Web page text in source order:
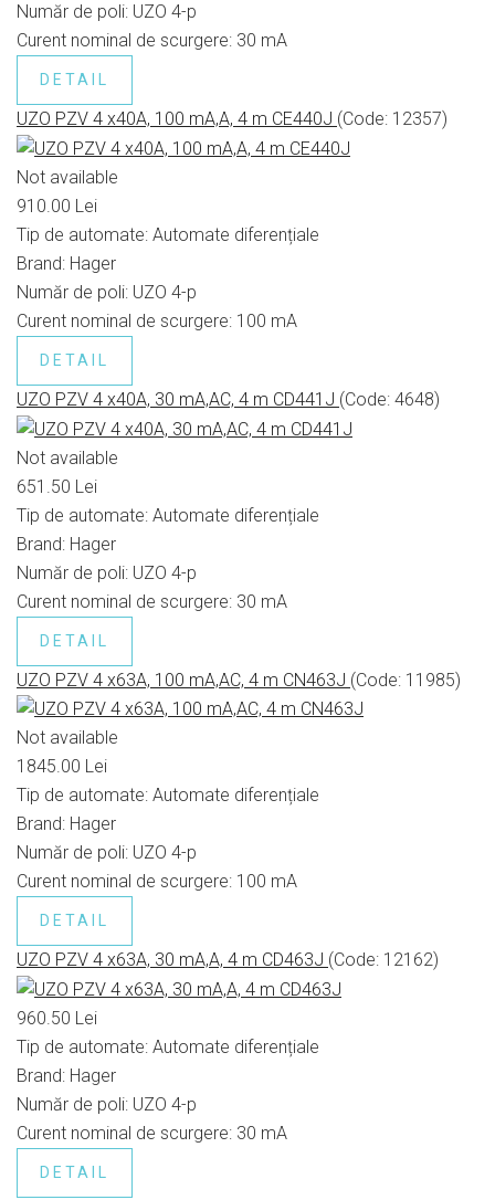
Număr de poli: UZO 4-p
Curent nominal de scurgere: 30 mA
DETAIL
UZO PZV 4 x40A, 100 mA,A, 4 m CE440J (Code: 12357)
Not available
910.00 Lei
Tip de automate: Automate diferențiale
Brand: Hager
Număr de poli: UZO 4-p
Curent nominal de scurgere: 100 mA
DETAIL
UZO PZV 4 x40A, 30 mA,AC, 4 m CD441J (Code: 4648)
Not available
651.50 Lei
Tip de automate: Automate diferențiale
Brand: Hager
Număr de poli: UZO 4-p
Curent nominal de scurgere: 30 mA
DETAIL
UZO PZV 4 x63A, 100 mA,AC, 4 m CN463J (Code: 11985)
Not available
1845.00 Lei
Tip de automate: Automate diferențiale
Brand: Hager
Număr de poli: UZO 4-p
Curent nominal de scurgere: 100 mA
DETAIL
UZO PZV 4 x63A, 30 mA,A, 4 m CD463J (Code: 12162)
960.50 Lei
Tip de automate: Automate diferențiale
Brand: Hager
Număr de poli: UZO 4-p
Curent nominal de scurgere: 30 mA
DETAIL